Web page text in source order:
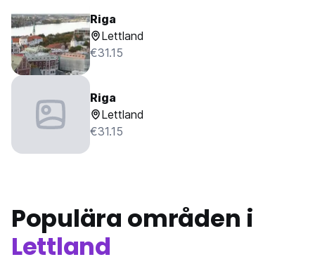
Riga
Lettland
€31.15
Riga
Lettland
€31.15
Populära områden i
Lettland